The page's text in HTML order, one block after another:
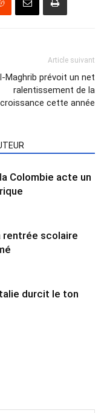
Article suivant
Maghrib prévoit un net
ralentissement de la
croissance cette année
Colombie acte un
rentrée scolaire
durcit le ton